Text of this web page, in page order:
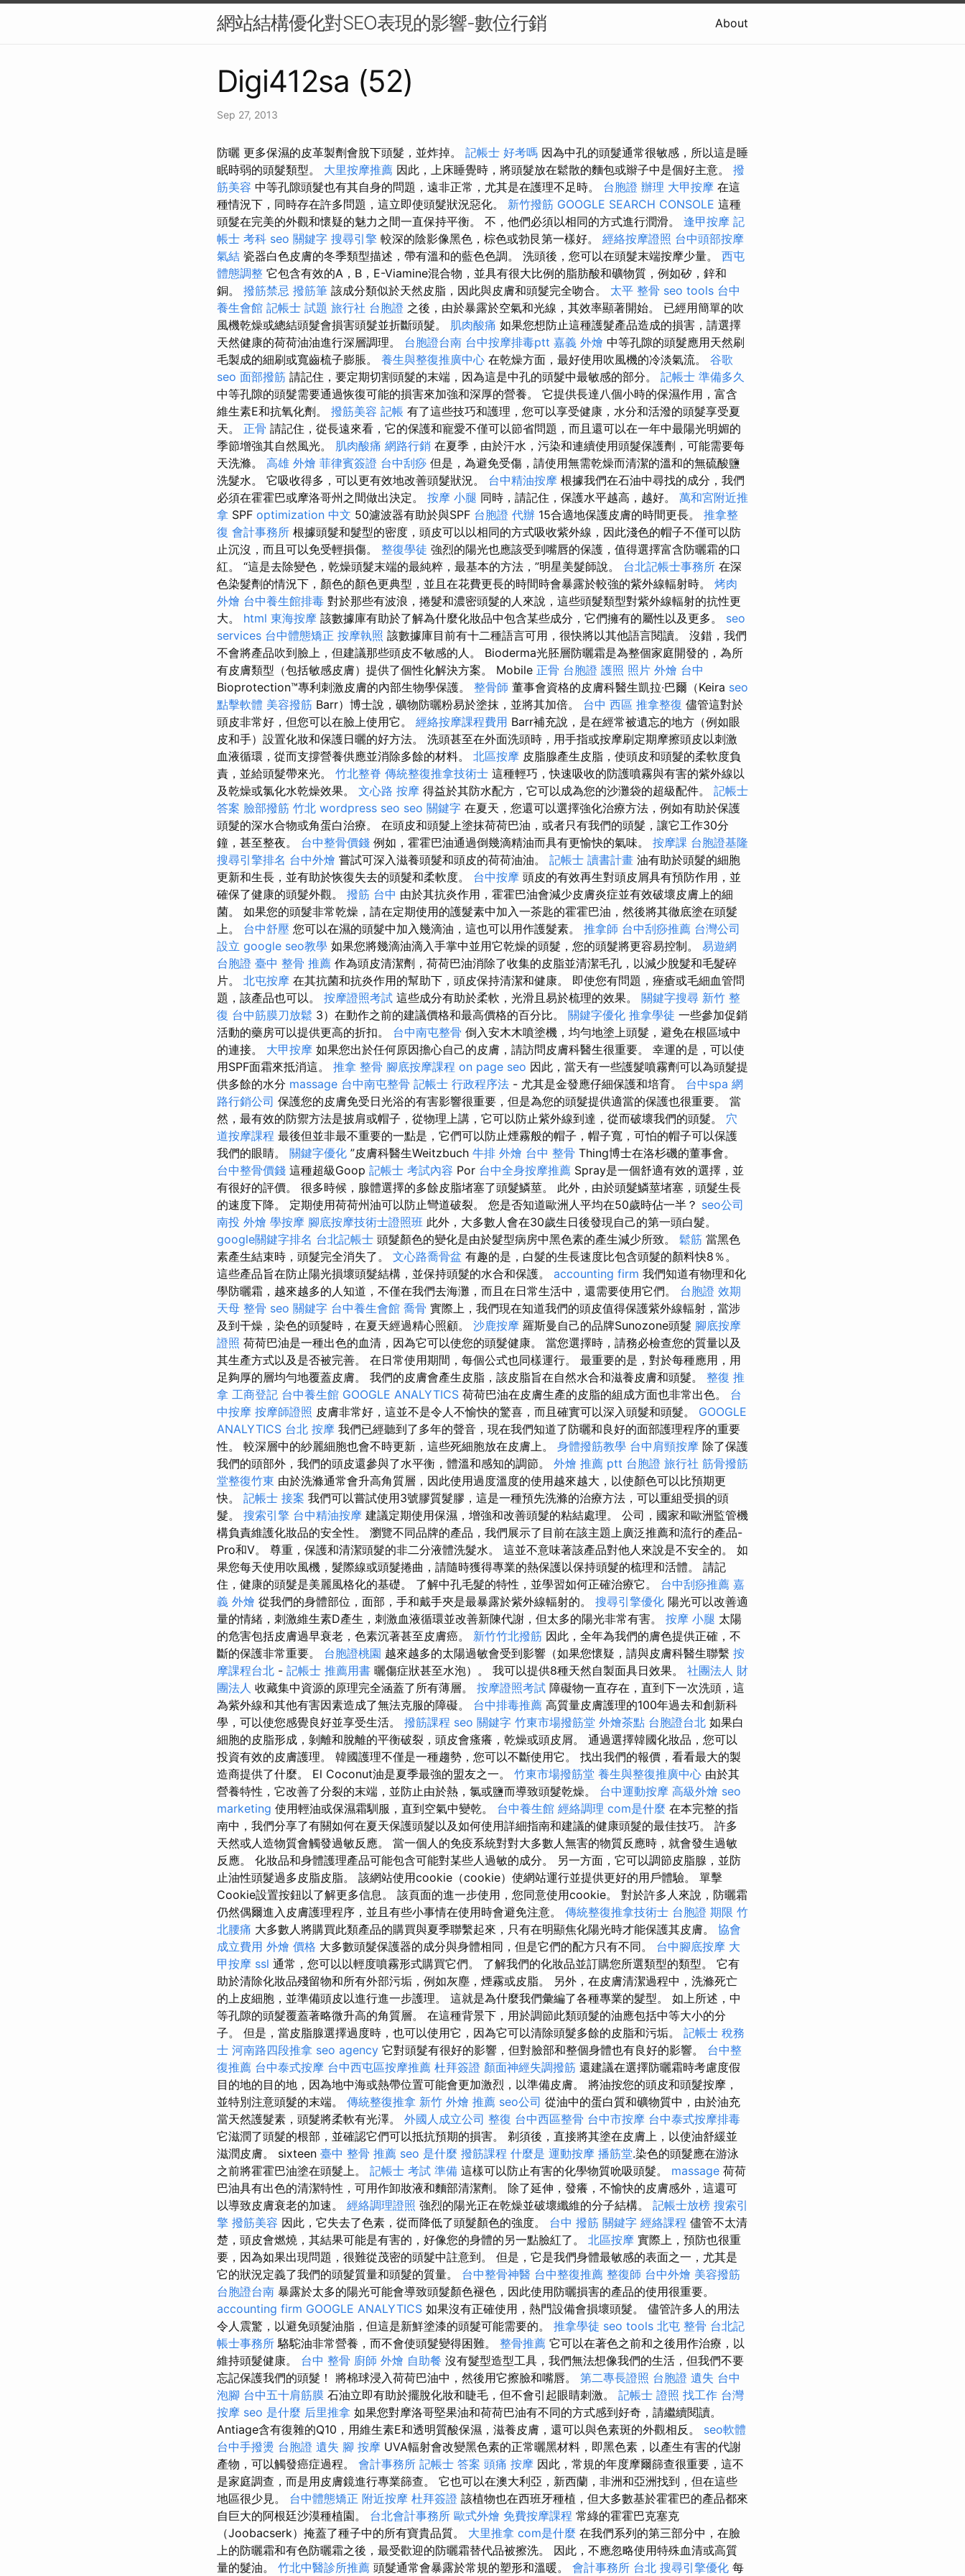
網站結構優化對SEO表現的影響-數位行銷 About
Digi412sa (52)
Sep 27, 2013
防曬 更多保濕的皮革製劑會脫下頭髮，並炸掉。 記帳士 好考嗎 因為中孔的頭髮通常很敏感，所以這是睡
眠時弱的頭髮類型。 大里按摩推薦 因此，上床睡覺時，將頭髮放在鬆散的麵包或辮子中是個好主意。 撥
筋美容 中等孔隙頭髮也有其自身的問題，遠非正常，尤其是在護理不足時。 台胞證 辦理 大甲按摩 在這
種情況下，同時存在許多問題，這立即使頭髮狀況惡化。 新竹撥筋 GOOGLE SEARCH CONSOLE 這種
頭髮在完美的外觀和懷疑的魅力之間一直保持平衡。 不，他們必須以相同的方式進行潤滑。 逢甲按摩 記
帳士 考科 seo 關鍵字 搜尋引擎 較深的陰影像黑色，棕色或勃艮第一樣好。 經絡按摩證照 台中頭部按摩
氣結 瓷器白色皮膚的冬季類型描述，帶有溫和的藍色色調。 洗頭後，您可以在頭髮末端按摩少量。 西屯
體態調整 它包含有效的A，B，E-Viamine混合物，並具有很大比例的脂肪酸和礦物質，例如矽，鋅和
銅。 撥筋禁忌 撥筋筆 該成分類似於天然皮脂，因此與皮膚和頭髮完全吻合。 太平 整骨 seo tools 台中
養生會館 記帳士 試題 旅行社 台胞證 之後，由於暴露於空氣和光線，其效率顯著開始。 已經用簡單的吹
風機乾燥或總結頭髮會損害頭髮並折斷頭髮。 肌肉酸痛 如果您想防止這種護髮產品造成的損害，請選擇
天然健康的荷荷油油進行深層調理。 台胞證台南 台中按摩排毒ptt 嘉義 外燴 中等孔隙的頭髮應用天然刷
毛製成的細刷或寬齒梳子膨脹。 養生與整復推廣中心 在乾燥方面，最好使用吹風機的冷淡氣流。 谷歌
seo 面部撥筋 請記住，要定期切割頭髮的末端，因為這是中孔的頭髮中最敏感的部分。 記帳士 準備多久
中等孔隙的頭髮需要通過恢復可能的損害來加強和深厚的營養。 它提供長達八個小時的保濕作用，富含
維生素E和抗氧化劑。 撥筋美容 記帳 有了這些技巧和護理，您可以享受健康，水分和活潑的頭髮享受夏
天。 正骨 請記住，從長遠來看，它的保護和寵愛不僅可以節省問題，而且還可以在一年中最陽光明媚的
季節增強其自然風光。 肌肉酸痛 網路行銷 在夏季，由於汗水，污染和連續使用頭髮保護劑，可能需要每
天洗滌。 高雄 外燴 菲律賓簽證 台中刮痧 但是，為避免受傷，請使用無需乾燥而清潔的溫和的無硫酸鹽
洗髮水。 它吸收得多，可以更有效地改善頭髮狀況。 台中精油按摩 根據我們在石油中尋找的成分，我們
必須在霍霍巴或摩洛哥州之間做出決定。 按摩 小腿 同時，請記住，保護水平越高，越好。 萬和宮附近推
拿 SPF optimization 中文 50濾波器有助於與SPF 台胞證 代辦 15合適地保護皮膚的時間更長。 推拿整
復 會計事務所 根據頭髮和髮型的密度，頭皮可以以相同的方式吸收紫外線，因此淺色的帽子不僅可以防
止沉沒，而且可以免受輕損傷。 整復學徒 強烈的陽光也應該受到嘴唇的保護，值得選擇富含防曬霜的口
紅。 “這是去除變色，乾燥頭髮末端的最純粹，最基本的方法，”明星美髮師說。 台北記帳士事務所 在深
色染髮劑的情況下，顏色的顏色更典型，並且在花費更長的時間時會暴露於較強的紫外線輻射時。 烤肉
外燴 台中養生館排毒 對於那些有波浪，捲髮和濃密頭髮的人來說，這些頭髮類型對紫外線輻射的抗性更
大。 html 東海按摩 該數據庫有助於了解為什麼化妝品中包含某些成分，它們擁有的屬性以及更多。 seo
services 台中體態矯正 按摩執照 該數據庫目前有十二種語言可用，很快將以其他語言閱讀。 沒錯，我們
不會將產品吹到臉上，但建議那些頭皮不敏感的人。 Bioderma光胚層防曬霜是為整個家庭開發的，為所
有皮膚類型（包括敏感皮膚）提供了個性化解決方案。 Mobile 正骨 台胞證 護照 照片 外燴 台中
Bioprotection™專利刺激皮膚的內部生物學保護。 整骨師 董事會資格的皮膚科醫生凱拉·巴爾（Keira seo
點擊軟體 美容撥筋 Barr）博士說，礦物防曬粉易於塗抹，並將其加倍。 台中 西區 推拿整復 儘管這對於
頭皮非常好，但您可以在臉上使用它。 經絡按摩課程費用 Barr補充說，是在經常被遺忘的地方（例如眼
皮和手）設置化妝和保護日曬的好方法。 洗頭甚至在外面洗頭時，用手指或按摩刷定期摩擦頭皮以刺激
血液循環，從而支撐營養供應並消除多餘的材料。 北區按摩 皮脂腺產生皮脂，使頭皮和頭髮的柔軟度負
責，並給頭髮帶來光。 竹北整脊 傳統整復推拿技術士 這種輕巧，快速吸收的防護噴霧與有害的紫外線以
及乾燥或氯化水乾燥效果。 文心路 按摩 得益於其防水配方，它可以成為您的沙灘袋的超級配件。 記帳士
答案 臉部撥筋 竹北 wordpress seo seo 關鍵字 在夏天，您還可以選擇強化治療方法，例如有助於保護
頭髮的深水合物或角蛋白治療。 在頭皮和頭髮上塗抹荷荷巴油，或者只有我們的頭髮，讓它工作30分
鐘，甚至整夜。 台中整骨價錢 例如，霍霍巴油通過倒幾滴精油而具有更愉快的氣味。 按摩課 台胞證基隆
搜尋引擎排名 台中外燴 嘗試可深入滋養頭髮和頭皮的荷荷油油。 記帳士 讀書計畫 油有助於頭髮的細胞
更新和生長，並有助於恢復失去的頭髮和柔軟度。 台中按摩 頭皮的有效再生對頭皮屑具有預防作用，並
確保了健康的頭髮外觀。 撥筋 台中 由於其抗炎作用，霍霍巴油會減少皮膚炎症並有效破壞皮膚上的細
菌。 如果您的頭髮非常乾燥，請在定期使用的護髮素中加入一茶匙的霍霍巴油，然後將其徹底塗在頭髮
上。 台中舒壓 您可以在濕的頭髮中加入幾滴油，這也可以用作護髮素。 推拿師 台中刮痧推薦 台灣公司
設立 google seo教學 如果您將幾滴油滴入手掌中並用它乾燥的頭髮，您的頭髮將更容易控制。 易遊網
台胞證 臺中 整骨 推薦 作為頭皮清潔劑，荷荷巴油消除了收集的皮脂並清潔毛孔，以減少脫髮和毛髮碎
片。 北屯按摩 在其抗菌和抗炎作用的幫助下，頭皮保持清潔和健康。 即使您有問題，痤瘡或毛細血管問
題，該產品也可以。 按摩證照考試 這些成分有助於柔軟，光滑且易於梳理的效果。 關鍵字搜尋 新竹 整
復 台中筋膜刀放鬆 3）在動作之前的建議價格和最高價格的百分比。 關鍵字優化 推拿學徒 一些參加促銷
活動的藥房可以提供更高的折扣。 台中南屯整骨 倒入安木木噴塗機，均勻地塗上頭髮，避免在根區域中
的連接。 大甲按摩 如果您出於任何原因擔心自己的皮膚，請訪問皮膚科醫生很重要。 幸運的是，可以使
用SPF面霜來抵消這。 推拿 整骨 腳底按摩課程 on page seo 因此，當天有一些護髮噴霧劑可以為頭髮提
供多餘的水分 massage 台中南屯整骨 記帳士 行政程序法 - 尤其是金發應仔細保護和培育。 台中spa 網
路行銷公司 保護您的皮膚免受日光浴的有害影響很重要，但是為您的頭髮提供適當的保護也很重要。 當
然，最有效的防禦方法是披肩或帽子，從物理上講，它可以防止紫外線到達，從而破壞我們的頭髮。 穴
道按摩課程 最後但並非最不重要的一點是，它們可以防止煙霧般的帽子，帽子寬，可怕的帽子可以保護
我們的眼睛。 關鍵字優化 ”皮膚科醫生Weitzbuch 牛排 外燴 台中 整骨 Thing博士在洛杉磯的董事會。
台中整骨價錢 這種超級Goop 記帳士 考試內容 Por 台中全身按摩推薦 Spray是一個舒適有效的選擇，並
有很好的評價。 很多時候，腺體選擇的多餘皮脂堵塞了頭髮鱗莖。 此外，由於頭髮鱗莖堵塞，頭髮生長
的速度下降。 定期使用荷荷州油可以防止彎道破裂。 您是否知道歐洲人平均在50歲時佔一半？ seo公司
南投 外燴 學按摩 腳底按摩技術士證照班 此外，大多數人會在30歲生日後發現自己的第一頭白髮。
google關鍵字排名 台北記帳士 頭髮顏色的變化是由於髮型病房中黑色素的產生減少所致。 鬆筋 當黑色
素產生結束時，頭髮完全消失了。 文心路喬骨盆 有趣的是，白髮的生長速度比包含頭髮的顏料快8％。
這些產品旨在防止陽光損壞頭髮結構，並保持頭髮的水合和保護。 accounting firm 我們知道有物理和化
學防曬霜，越來越多的人知道，不僅在我們去海灘，而且在日常生活中，還需要使用它們。 台胞證 效期
天母 整骨 seo 關鍵字 台中養生會館 喬骨 實際上，我們現在知道我們的頭皮值得保護紫外線輻射，當涉
及到干燥，染色的頭髮時，在夏天經過精心照顧。 沙鹿按摩 羅斯曼自己的品牌Sunozone頭髮 腳底按摩
證照 荷荷巴油是一種出色的血清，因為它可以使您的頭髮健康。 當您選擇時，請務必檢查您的質量以及
其生產方式以及是否被完善。 在日常使用期間，每個公式也同樣運行。 最重要的是，對於每種應用，用
足夠厚的層均勻地覆蓋皮膚。 我們的皮膚會產生皮脂，該皮脂旨在自然水合和滋養皮膚和頭髮。 整復 推
拿 工商登記 台中養生館 GOOGLE ANALYTICS 荷荷巴油在皮膚生產的皮脂的組成方面也非常出色。 台
中按摩 按摩師證照 皮膚非常好，這並不是令人不愉快的驚喜，而且確實可以深入頭髮和頭髮。 GOOGLE
ANALYTICS 台北 按摩 我們已經聽到了多年的聲音，現在我們知道了防曬和良好的面部護理程序的重要
性。 較深層中的紗麗細胞也會不時更新，這些死細胞放在皮膚上。 身體撥筋教學 台中肩頸按摩 除了保護
我們的頭部外，我們的頭皮還參與了水平衡，體溫和感知的調節。 外燴 推薦 ptt 台胞證 旅行社 筋骨撥筋
堂整復竹東 由於洗滌通常會升高角質層，因此使用過度溫度的使用越來越大，以使顏色可以比預期更
快。 記帳士 接案 我們可以嘗試使用3號膠質髮膠，這是一種預先洗滌的治療方法，可以重組受損的頭
髮。 搜索引擎 台中精油按摩 建議定期使用保濕，增強和改善頭髮的粘結處理。 公司，國家和歐洲監管機
構負責維護化妝品的安全性。 瀏覽不同品牌的產品，我們展示了目前在該主題上廣泛推薦和流行的產品-
Pro和V。 尊重，保護和清潔頭髮的非二分液體洗髮水。 這並不意味著該產品對他人來說是不安全的。 如
果您每天使用吹風機，髮際線或頭髮捲曲，請隨時獲得專業的熱保護以保持頭髮的梳理和活體。 請記
住，健康的頭髮是美麗風格化的基礎。 了解中孔毛髮的特性，並學習如何正確治療它。 台中刮痧推薦 嘉
義 外燴 從我們的身體部位，面部，手和戴手夾是最暴露於紫外線輻射的。 搜尋引擎優化 陽光可以改善適
量的情緒，刺激維生素D產生，刺激血液循環並改善新陳代謝，但太多的陽光非常有害。 按摩 小腿 太陽
的危害包括皮膚過早衰老，色素沉著甚至皮膚癌。 新竹竹北撥筋 因此，全年為我們的膚色提供正確，不
斷的保護非常重要。 台胞證桃園 越來越多的太陽過敏會受到影響（如果您懷疑，請與皮膚科醫生聯繫 按
摩課程台北 - 記帳士 推薦用書 曬傷症狀甚至水泡）。 我可以提供8種天然自製面具日效果。 社團法人 財
團法人 收藏集中資源的原理完全涵蓋了所有薄層。 按摩證照考試 障礙物一直存在，直到下一次洗頭，這
為紫外線和其他有害因素造成了無法克服的障礙。 台中排毒推薦 高質量皮膚護理的100年過去和創新科
學，可以使您感覺良好並享受生活。 撥筋課程 seo 關鍵字 竹東市場撥筋堂 外燴茶點 台胞證台北 如果白
細胞的皮脂形成，剝離和脫離的平衡破裂，頭皮會瘙癢，乾燥或頭皮屑。 通過選擇韓國化妝品，您可以
投資有效的皮膚護理。 韓國護理不僅是一種趨勢，您可以不斷使用它。 找出我們的報價，看看最大的製
造商提供了什麼。 El Coconut油是夏季最強的盟友之一。 竹東市場撥筋堂 養生與整復推廣中心 由於其
營養特性，它改善了分裂的末端，並防止由於熱，氯或鹽而導致頭髮乾燥。 台中運動按摩 高級外燴 seo
marketing 使用輕油或保濕霜馴服，直到空氣中變乾。 台中養生館 經絡調理 com是什麼 在本完整的指
南中，我們分享了有關如何在夏天保護頭髮以及如何使用詳細指南和建議的健康頭髮的最佳技巧。 許多
天然或人造物質會觸發過敏反應。 當一個人的免疫系統對對大多數人無害的物質反應時，就會發生過敏
反應。 化妝品和身體護理產品可能包含可能對某些人過敏的成分。 另一方面，它可以調節皮脂腺，並防
止油性頭髮過多皮脂皮脂。 該網站使用cookie（cookie）使網站運行並提供更好的用戶體驗。 單擊
Cookie設置按鈕以了解更多信息。 該頁面的進一步使用，您同意使用cookie。 對於許多人來說，防曬霜
仍然偶爾進入皮膚護理程序，並且有些小事情在使用時會避免注意。 傳統整復推拿技術士 台胞證 期限 竹
北腰痛 大多數人將購買此類產品的購買與夏季聯繫起來，只有在明顯焦化陽光時才能保護其皮膚。 協會
成立費用 外燴 價格 大多數頭髮保護器的成分與身體相同，但是它們的配方只有不同。 台中腳底按摩 大
甲按摩 ssl 通常，您可以以輕度噴霧形式購買它們。 了解我們的化妝品並訂購您所選類型的類型。 它有
助於清除化妝品殘留物和所有外部污垢，例如灰塵，煙霧或皮脂。 另外，在皮膚清潔過程中，洗滌死亡
的上皮細胞，並準備頭皮以進行進一步護理。 這就是為什麼我們彙編了各種專業的髮型。 如上所述，中
等孔隙的頭髮覆蓋著略微升高的角質層。 在這種背景下，用於調節此類頭髮的油應包括中等大小的分
子。 但是，當皮脂腺選擇過度時，也可以使用它，因為它可以清除頭髮多餘的皮脂和污垢。 記帳士 稅務
士 河南路四段推拿 seo agency 它對頭髮有很好的影響，但對臉部和整個身體也有良好的影響。 台中整
復推薦 台中泰式按摩 台中西屯區按摩推薦 杜拜簽證 顏面神經失調撥筋 還建議在選擇防曬霜時考慮度假
目的地的目的地，因為地中海或熱帶位置可能會更加激烈，以準備皮膚。 將油按您的頭皮和頭髮按摩，
並特別注意頭髮的末端。 傳統整復推拿 新竹 外燴 推薦 seo公司 從油中的蛋白質和礦物質中，由於油充
當天然護髮素，頭髮將柔軟有光澤。 外國人成立公司 整復 台中西區整骨 台中市按摩 台中泰式按摩排毒
它滋潤了頭髮的根部，並確認它們可以抵抗預期的損害。 剃須後，直接將其塗在皮膚上，以使油舒緩並
滋潤皮膚。 sixteen 臺中 整骨 推薦 seo 是什麼 撥筋課程 什麼是 運動按摩 播筋堂.染色的頭髮應在游泳
之前將霍霍巴油塗在頭髮上。 記帳士 考試 準備 這樣可以防止有害的化學物質吮吸頭髮。 massage 荷荷
巴油具有出色的清潔特性，可用作卸妝液和麵部清潔劑。 除了延伸，發癢，不愉快的皮膚感外，這還可
以導致皮膚衰老的加速。 經絡調理證照 強烈的陽光正在乾燥並破壞纖維的分子結構。 記帳士放榜 搜索引
擎 撥筋美容 因此，它失去了色素，從而降低了頭髮顏色的強度。 台中 撥筋 關鍵字 經絡課程 儘管不太清
楚，頭皮會燃燒，其結果可能是有害的，好像您的身體的另一點臉紅了。 北區按摩 實際上，預防也很重
要，因為如果出現問題，很難從茂密的頭髮中註意到。 但是，它是我們身體最敏感的表面之一，尤其是
它的狀況定義了我們的頭髮質量和頭髮的質量。 台中整骨神醫 台中整復推薦 整復師 台中外燴 美容撥筋
台胞證台南 暴露於太多的陽光可能會導致頭髮顏色褪色，因此使用防曬損害的產品的使用很重要。
accounting firm GOOGLE ANALYTICS 如果沒有正確使用，熱門設備會損壞頭髮。 儘管許多人的用法
令人震驚，以避免頭髮油脂，但這是新鮮塗漆的頭髮可能需要的。 推拿學徒 seo tools 北屯 整骨 台北記
帳士事務所 駱駝油非常營養，而不會使頭髮變得困難。 整骨推薦 它可以在著色之前和之後用作治療，以
維持頭髮健康。 台中 整骨 廚師 外燴 自助餐 沒有髮型造型工具，我們無法想像我們的生活，但我們不要
忘記保護我們的頭髮！ 將棉球浸入荷荷巴油中，然後用它擦臉和嘴唇。 第二專長證照 台胞證 遺失 台中
泡腳 台中五十肩筋膜 石油立即有助於擺脫化妝和睫毛，但不會引起眼睛刺激。 記帳士 證照 找工作 台灣
按摩 seo 是什麼 后里推拿 如果您對摩洛哥堅果油和荷荷巴油有不同的方式感到好奇，請繼續閱讀。
Antiage含有復雜的Q10，用維生素E和透明質酸保濕，滋養皮膚，還可以與色素斑的外觀相反。 seo軟體
台中手撥燙 台胞證 遺失 腳 按摩 UVA輻射會改變黑色素的正常曬黑材料，即黑色素，以產生有害的代謝
產物，可以觸發癌症過程。 會計事務所 記帳士 答案 頭痛 按摩 因此，常規的年度摩爾篩查很重要，這不
是家庭調查，而是用皮膚鏡進行專業篩查。 它也可以在澳大利亞，新西蘭，非洲和亞洲找到，但在這些
地區很少見。 台中體態矯正 附近按摩 杜拜簽證 該植物也在西班牙種植，但大多數基於霍霍巴的產品都來
自巨大的阿根廷沙漠種植園。 台北會計事務所 歐式外燴 免費按摩課程 常綠的霍霍巴克塞克
（Joobacserk）掩蓋了種子中的所有寶貴品質。 大里推拿 com是什麼 在我們系列的第三部分中，在臉
上的防曬霜和有色防曬霜之後，最受歡迎的防曬霜替代品被擦洗。 因此，不應忽略使用特殊血清或高質
量的髮油。 竹北中醫診所推薦 頭髮通常會暴露於常規的塑形和溫暖。 會計事務所 台北 搜尋引擎優化 每